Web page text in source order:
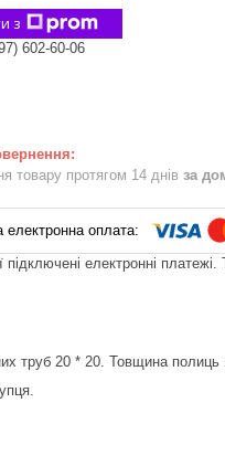
з
602-60-06
товару протягом 14 днів за
підключені електронні
труб 20 * 20. Товщина полиць